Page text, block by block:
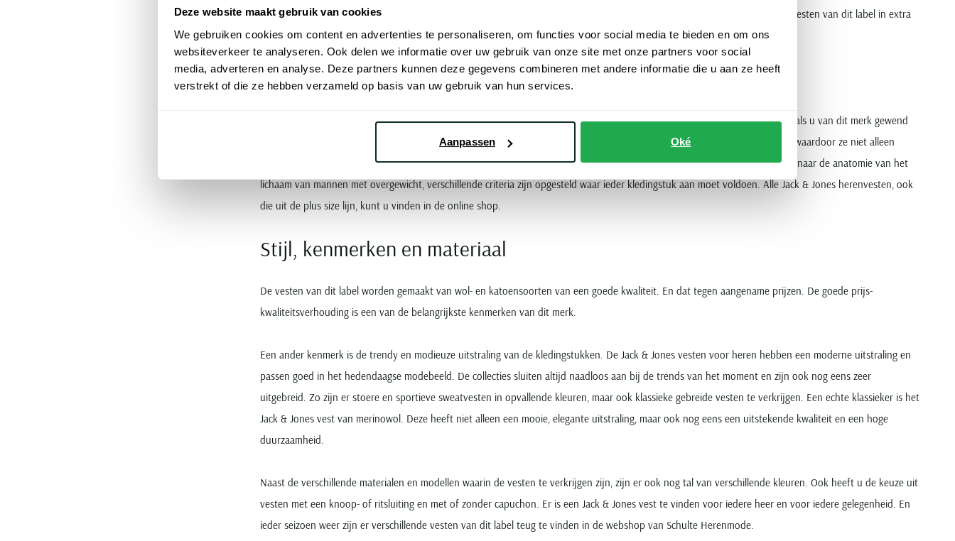
Deze website maakt gebruik van cookies
We gebruiken cookies om content en advertenties te personaliseren, om functies voor social media te bieden en om ons
websiteverkeer te analyseren. Ook delen we informatie over uw gebruik van onze site met onze partners voor social
media, adverteren en analyse. Deze partners kunnen deze gegevens combineren met andere informatie die u aan ze heeft
verstrekt of die ze hebben verzameld op basis van uw gebruik van hun services.
Aanpassen Oké
boven een jeans of T-shirt, het kan allemaal! Bekijk het ruime aanbod Jack & Jones vesten in de webshop. Hier vindt u ook vesten van dit label in extra
grote maten.
Plus size
In 2017 is er een nieuwe lijn van dit label op de markt gekomen: een speciale plus size lijn. Deze bevat alle kledingstukken zoals u van dit merk gewend
bent, maar dan in aangepaste maten speciaal voor de zwaardere man. De kledingstukken hebben een aangepaste pasvorm, waardoor ze niet alleen
mooi, maar vooral ook comfortabel zitten. Dit wordt bewerkstelligd doordat er, naar aanleiding van een uitvoerig onderzoek naar de anatomie van het
lichaam van mannen met overgewicht, verschillende criteria zijn opgesteld waar ieder kledingstuk aan moet voldoen. Alle Jack & Jones herenvesten, ook
die uit de plus size lijn, kunt u vinden in de online shop.
Stijl, kenmerken en materiaal
De vesten van dit label worden gemaakt van wol- en katoensoorten van een goede kwaliteit. En dat tegen aangename prijzen. De goede prijs-
kwaliteitsverhouding is een van de belangrijkste kenmerken van dit merk.
Een ander kenmerk is de trendy en modieuze uitstraling van de kledingstukken. De Jack & Jones vesten voor heren hebben een moderne uitstraling en
passen goed in het hedendaagse modebeeld. De collecties sluiten altijd naadloos aan bij de trends van het moment en zijn ook nog eens zeer
uitgebreid. Zo zijn er stoere en sportieve sweatvesten in opvallende kleuren, maar ook klassieke gebreide vesten te verkrijgen. Een echte klassieker is het
Jack & Jones vest van merinowol. Deze heeft niet alleen een mooie, elegante uitstraling, maar ook nog eens een uitstekende kwaliteit en een hoge
duurzaamheid.
Naast de verschillende materialen en modellen waarin de vesten te verkrijgen zijn, zijn er ook nog tal van verschillende kleuren. Ook heeft u de keuze uit
vesten met een knoop- of ritsluiting en met of zonder capuchon. Er is een Jack & Jones vest te vinden voor iedere heer en voor iedere gelegenheid. En
ieder seizoen weer zijn er verschillende vesten van dit label teug te vinden in de webshop van Schulte Herenmode.